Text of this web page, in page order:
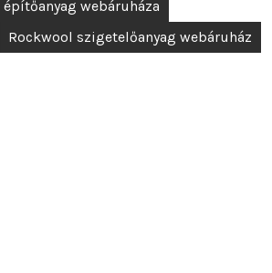
építőanyag webáruháza
Rockwool szigetelőanyag webáruház